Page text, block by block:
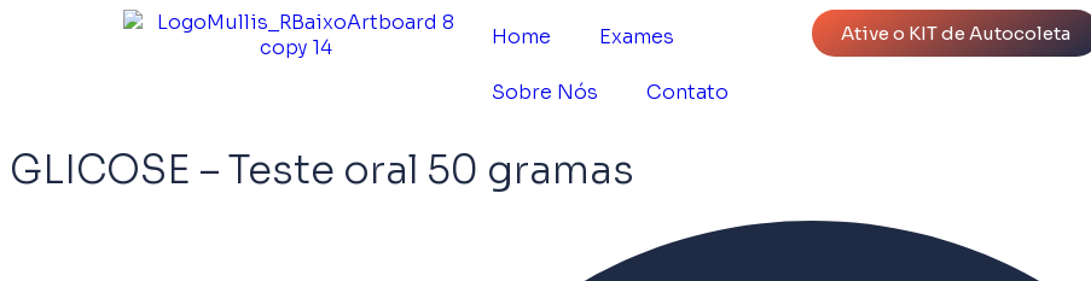
Home Exames
Sobre Nós Contato
Ative o KIT de Autocoleta
GLICOSE – Teste oral 50 gramas